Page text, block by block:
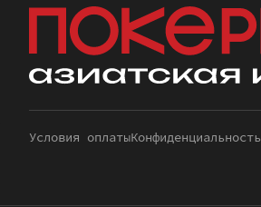
Условия оплатыКонфиденциальность